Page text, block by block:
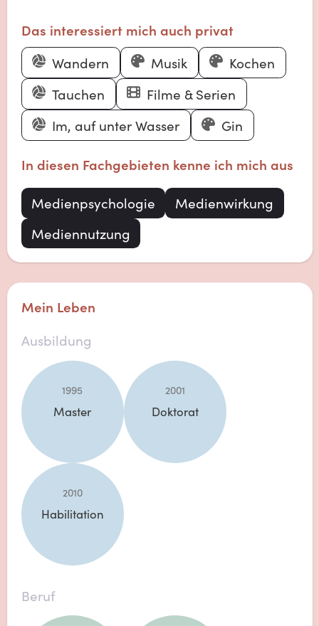
Das interessiert mich auch privat
Wandern
Musik
Kochen
Tauchen
Filme & Serien
Im, auf unter Wasser
Gin
In diesen Fachgebieten kenne ich mich aus
Medienpsychologie
Medienwirkung
Mediennutzung
Mein Leben
Ausbildung
1995
Master
2001
Doktorat
2010
Habilitation
Beruf